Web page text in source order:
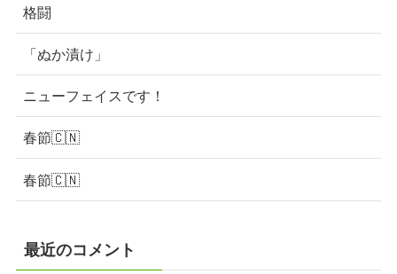
格闘
「ぬか漬け」
ニューフェイスです！
春節🇨🇳
春節🇨🇳
最近のコメント